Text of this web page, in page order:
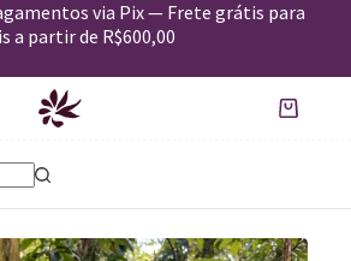
Comprar
via Pix — Frete grátis para
a partir de R$600,00